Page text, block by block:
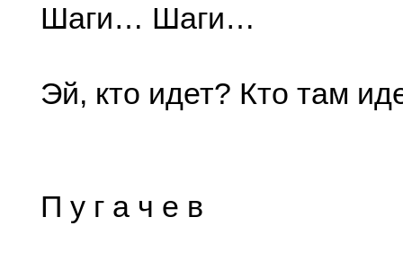
Шаги… Шаги…
Эй, кто идет? Кто там
П у г а ч е в